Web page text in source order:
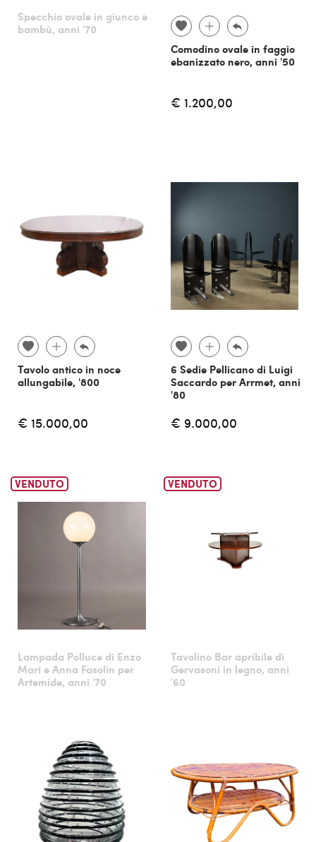
Specchio ovale in giunco e
bambù, anni '70
Comodino ovale in faggio
ebanizzato nero, anni '50
€ 1.200,00
Tavolo antico in noce
allungabile, '800
€ 15.000,00
6 Sedie Pellicano di Luigi
Saccardo per Arrmet, anni
'80
€ 9.000,00
VENDUTO
Lampada Polluce di Enzo
Mari e Anna Fasolin per
Artemide, anni '70
VENDUTO
Tavolino Bar apribile di
Gervasoni in legno, anni
'60